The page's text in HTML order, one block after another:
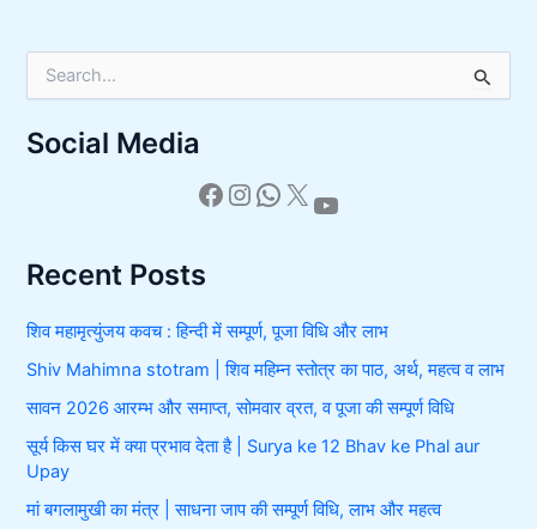
e
r
r
:
Social Media
Recent Posts
शिव महामृत्युंजय कवच : हिन्दी में सम्पूर्ण, पूजा विधि और लाभ
Shiv Mahimna stotram | शिव महिम्न स्तोत्र का पाठ, अर्थ, महत्व व लाभ
सावन 2026 आरम्भ और समाप्त, सोमवार व्रत, व पूजा की सम्पूर्ण विधि
सूर्य किस घर में क्या प्रभाव देता है | Surya ke 12 Bhav ke Phal aur
Upay
मां बगलामुखी का मंत्र | साधना जाप की सम्पूर्ण विधि, लाभ और महत्व